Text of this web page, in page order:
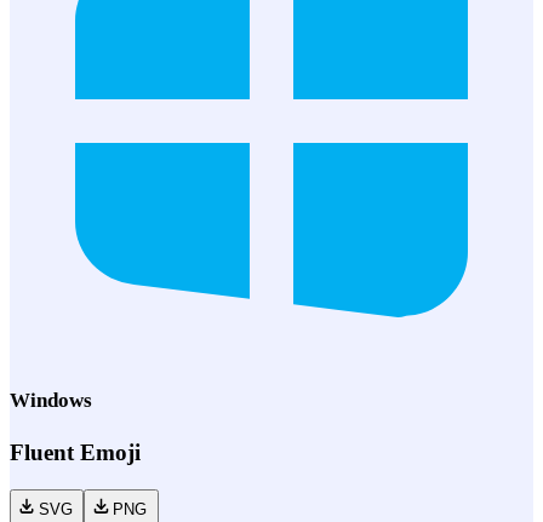
Windows
Fluent Emoji
SVG PNG